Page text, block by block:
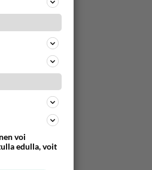
voi
edulla, voit